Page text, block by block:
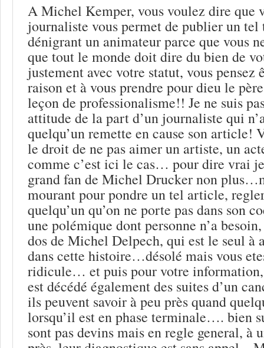
A Michel Kemper, vous voulez dire que
journaliste vous permet de publier un tel
dénigrant un animateur parce que vous
que tout le monde doit dire du bien de
justement avec votre statut, vous pensez
raison et à vous prendre pour dieu le
leçon de professionalisme!! Je ne suis
attitude de la part d’un journaliste qui
quelqu’un remette en cause son article!
le droit de ne pas aimer un artiste, un
comme c’est ici le cas… pour dire vrai
grand fan de Michel Drucker non
mourant pour pondre un tel article,
quelqu’un qu’on ne porte pas dans son
une polémique dont personne n’a
dos de Michel Delpech, qui est le seul à
dans cette histoire…désolé mais vous
ridicule… et puis pour votre
est décédé également des suites d’un
ils peuvent savoir à peu près quand
lorsqu’il est en phase terminale…. bien
sont pas devins mais en regle general, à